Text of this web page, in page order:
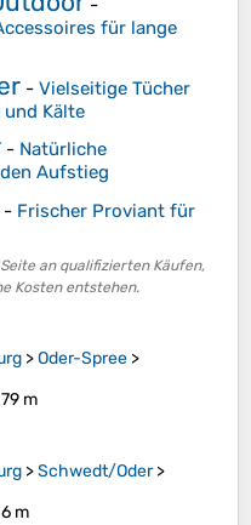
-
für lange
- Vielseitige Tücher
Kälte
- Natürliche
Aufstieg
- Frischer Proviant für
an qualifizierten Käufen,
Kosten entstehen.
>Oder-Spree >
m
>Schwedt/Oder>
m